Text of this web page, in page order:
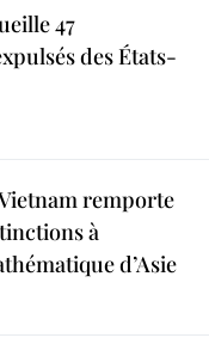
47
des États-
remporte
à
d’Asie